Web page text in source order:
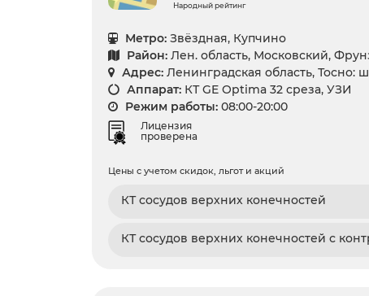
Народный рейтинг
Метро: Звёздная, Купчино
Район: Лен. область, Московский,
Адрес: Ленинградская область, Тосно:
Аппарат: КТ GE Optima 32 среза, УЗИ
Режим работы: 08:00-20:00
Лицензия
проверена
Цены с учетом скидок, льгот и акций
КТ сосудов верхних конечностей
КТ сосудов верхних конечностей с